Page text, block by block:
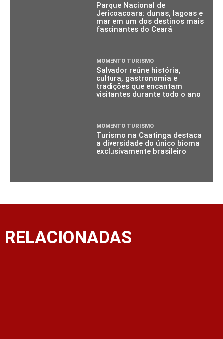
Parque Nacional de
Jericoacoara: dunas, lagoas e
mar em um dos destinos mais
fascinantes do Ceará
MOMENTO TURISMO
Salvador reúne história,
cultura, gastronomia e
tradições que encantam
visitantes durante todo o ano
MOMENTO TURISMO
Turismo na Caatinga destaca
a diversidade do único bioma
exclusivamente brasileiro
RELACIONADAS